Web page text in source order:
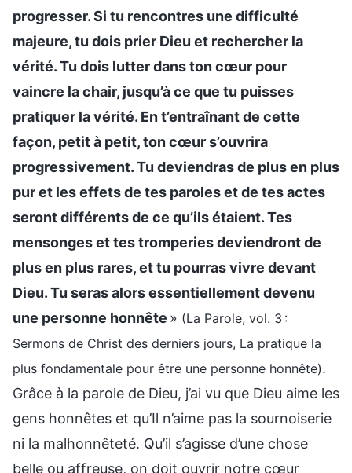
progresser. Si tu rencontres une difficulté
majeure, tu dois prier Dieu et rechercher la
vérité. Tu dois lutter dans ton cœur pour
vaincre la chair, jusqu’à ce que tu puisses
pratiquer la vérité. En t’entraînant de cette
façon, petit à petit, ton cœur s’ouvrira
progressivement. Tu deviendras de plus en plus
pur et les effets de tes paroles et de tes actes
seront différents de ce qu’ils étaient. Tes
mensonges et tes tromperies deviendront de
plus en plus rares, et tu pourras vivre devant
Dieu. Tu seras alors essentiellement devenu
une personne honnête » (La Parole, vol. 3 :
Sermons de Christ des derniers jours, La pratique la
plus fondamentale pour être une personne honnête).
Grâce à la parole de Dieu, j’ai vu que Dieu aime les
gens honnêtes et qu’Il n’aime pas la sournoiserie
ni la malhonnêteté. Qu’il s’agisse d’une chose
belle ou affreuse, on doit ouvrir notre cœur